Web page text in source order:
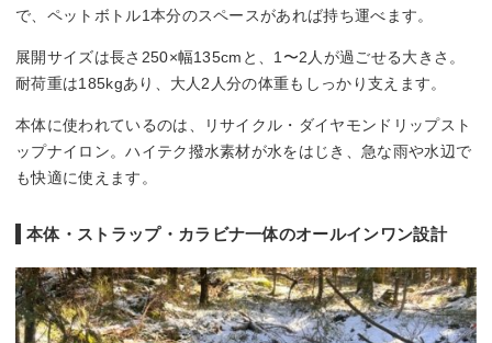
で、ペットボトル1本分のスペースがあれば持ち運べます。
展開サイズは長さ250×幅135cmと、1〜2人が過ごせる大きさ。
耐荷重は185kgあり、大人2人分の体重もしっかり支えます。
本体に使われているのは、リサイクル・ダイヤモンドリップスト
ップナイロン。ハイテク撥水素材が水をはじき、急な雨や水辺で
も快適に使えます。
本体・ストラップ・カラビナ一体のオールインワン設計